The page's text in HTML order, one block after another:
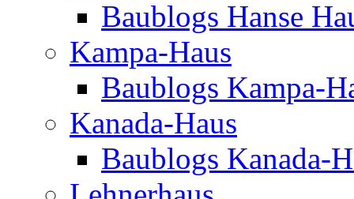
Baublogs Hanse
Kampa-Haus
Baublogs Kampa-
Kanada-Haus
Baublogs Kanada-